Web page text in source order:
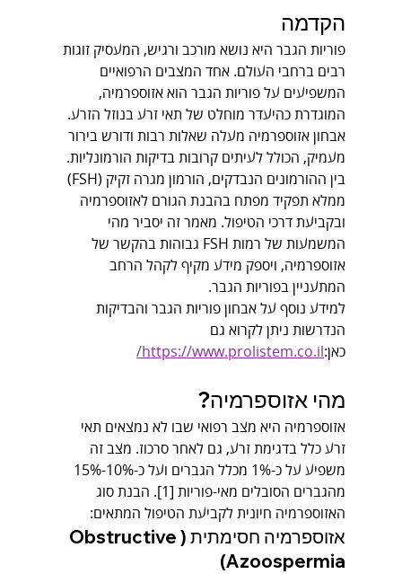
הקדמה
פוריות הגבר היא נושא מורכב ורגיש, המעסיק זוגות
רבים ברחבי העולם. אחד המצבים הרפואיים
המשפיעים על פוריות הגבר הוא אזוספרמיה,
המוגדרת כהיעדר מוחלט של תאי זרע בנוזל הזרע.
אבחון אזוספרמיה מעלה שאלות רבות ודורש בירור
מעמיק, הכולל לעיתים קרובות בדיקות הורמונליות.
בין ההורמונים הנבדקים, הורמון מגרה זקיק (FSH)
ממלא תפקיד מפתח בהבנת הגורם לאזוספרמיה
ובקביעת דרכי הטיפול. מאמר זה יסביר מהי
המשמעות של רמות FSH גבוהות בהקשר של
אזוספרמיה, ויספק מידע מקיף לקהל הרחב
המתעניין בפוריות הגבר.
למידע נוסף על אבחון פוריות הגבר והבדיקות
הנדרשות ניתן לקרוא גם
כאן:https://www.prolistem.co.il/
מהי אזוספרמיה?
אזוספרמיה היא מצב רפואי שבו לא נמצאים תאי
זרע כלל בדגימת זרע, גם לאחר סרכוז. מצב זה
מהגברים הסובלים מאי-פוריות [1]. הבנת סוג
האזוספרמיה חיונית לקביעת הטיפול המתאים:
אזוספרמיה חסימתית (Obstructive
Azoospermia)